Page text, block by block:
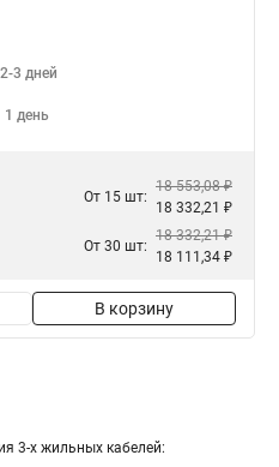
2-3 дней
1 день
От 15 шт:
18 553,08 ₽
18 332,21 ₽
От 30 шт:
18 332,21 ₽
18 111,34 ₽
В корзину
3-х жильных кабелей: